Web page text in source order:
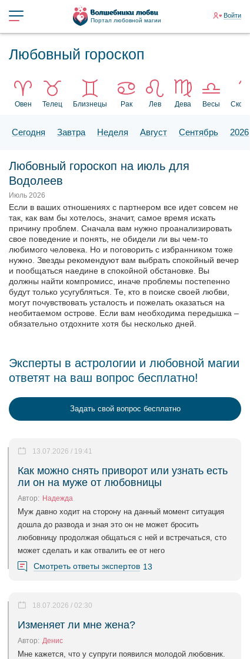
Портал любовной магии
Войти
Любовный гороскоп
Овен Телец Близнецы Рак Лев Дева Весы
Сегодня Завтра Неделя Август Сентябрь 2026
Любовный гороскоп на июль для
Водолеев
Июль 2026
Если в ваших отношениях с партнером все идет совсем не
так, как вам бы хотелось, значит, самое время искать
причину проблем. Сначала вам нужно проанализировать
свое поведение и понять, не обидели ли вы чем-то
любимого человека. Но и поговорить с избранником тоже
нужно. Звезды рекомендуют вам выбрать спокойный вечер
и пообщаться наедине в спокойной обстановке. Вы
должны найти компромисс, иначе проблемы постепенно
будут только усугубляться. Те, кто в поиске своей любви,
могут почувствовать усталость и пожелать оказаться на
необитаемом острове. Если вам необходима передышка –
обязательно отдохните хотя бы несколько дней.
Эксперты в астрологии и любовной магии
ответят на ваш вопрос бесплатно!
Задать свой вопрос бесплатно
Как можно снять приворот или узнать есть
ли он на муже от любовницы
13.07.2026 / 19:41
Автор: Надежда
Муж давно ходит на сторону на данный момент ситуация
дошла до развода и зная это он не может бросить
любовницу продолжая общаться с ней и встречаться, сто
может сделать и как отвалить ее от него
Смотреть ответы экспертов 13
Изменяет ли мне жена?
18.07.2026 / 02:30
Автор: Денис
Мне кажется, что у супруги появился молодой любовник.